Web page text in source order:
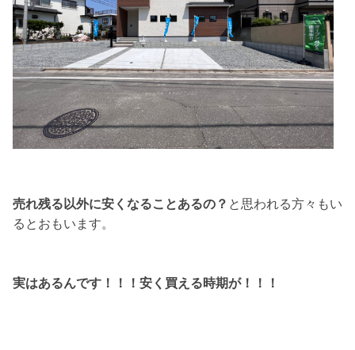
売れ残る以外に安くなることあるの？ と思われる方々もい
るとおもいます。
実はあるんです！！！安く買える時期が！！！